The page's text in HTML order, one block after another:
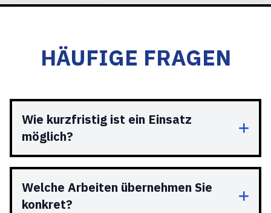
HÄUFIGE FRAGEN
Wie kurzfristig ist ein Einsatz
möglich?
Welche Arbeiten übernehmen Sie
konkret?